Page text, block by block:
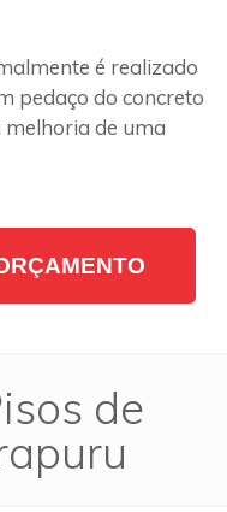
é realizado
pedaço do concreto
de uma
de